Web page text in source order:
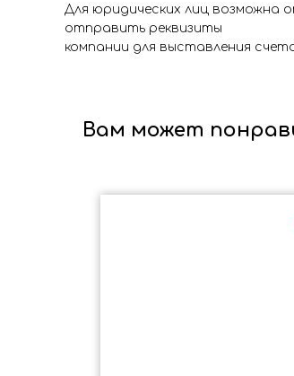
Для юридических лиц возможна
отправить реквизиты
компании для выставления
Вам может